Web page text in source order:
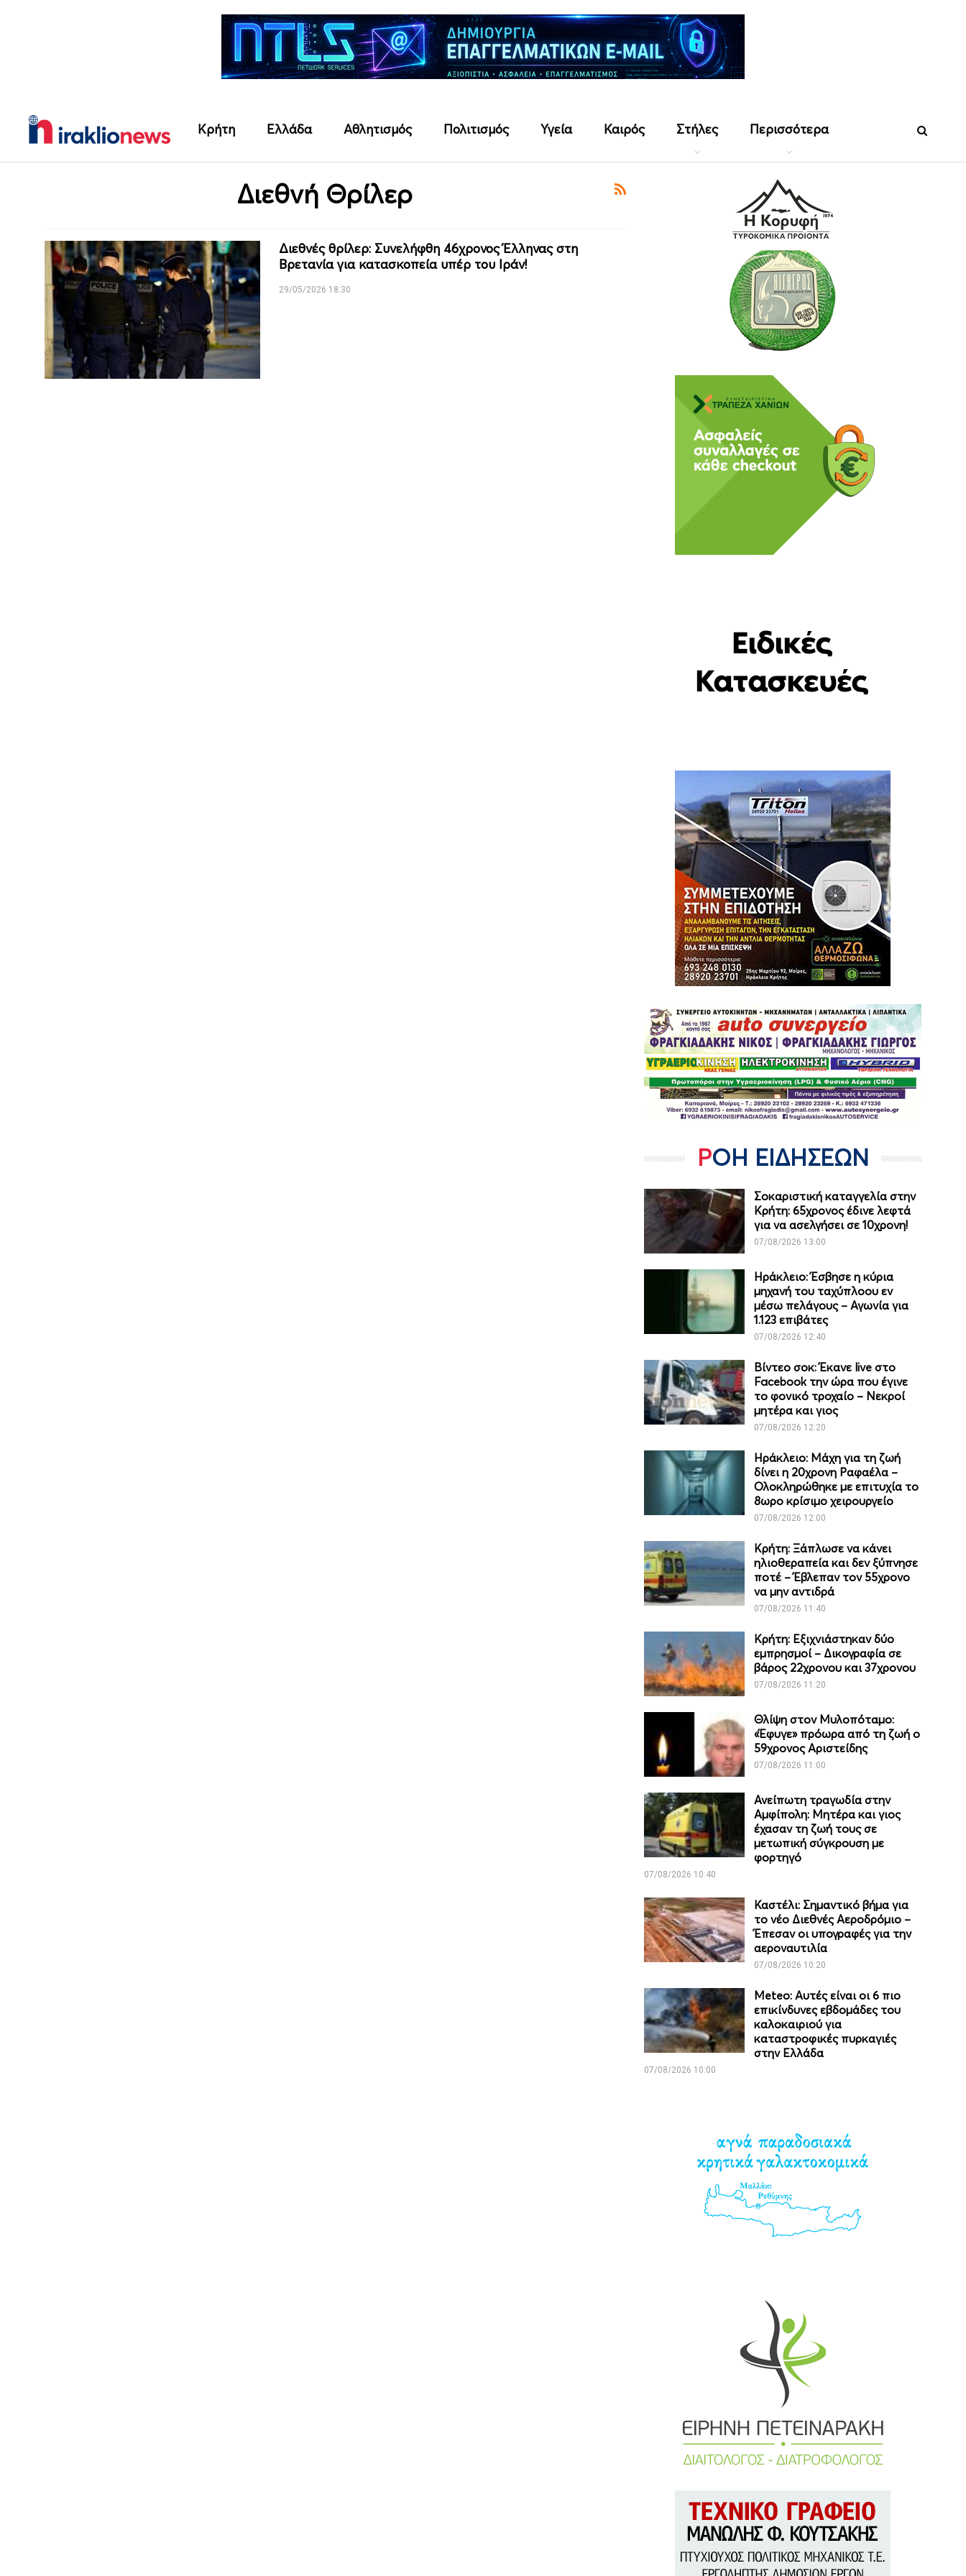
Κρήτη Ελλάδα Αθλητισμός Πολιτισμός Υγεία Καιρός Στήλες Περισσότερα
Διεθνή Θρίλερ
Διεθνές θρίλερ: Συνελήφθη 46χρονος Έλληνας στη
Βρετανία για κατασκοπεία υπέρ του Ιράν!
29/05/2026 18:30
ΡΟΗ ΕΙΔΗΣΕΩΝ
Σοκαριστική καταγγελία στην
Κρήτη: 65χρονος έδινε λεφτά
για να ασελγήσει σε 10χρονη!
07/08/2026 13:00
Ηράκλειο: Έσβησε η κύρια
μηχανή του ταχύπλοου εν
μέσω πελάγους – Αγωνία για
1.123 επιβάτες
07/08/2026 12:40
Βίντεο σοκ: Έκανε live στο
Facebook την ώρα που έγινε
το φονικό τροχαίο – Νεκροί
μητέρα και γιος
07/08/2026 12:20
Ηράκλειο: Μάχη για τη ζωή
δίνει η 20χρονη Ραφαέλα –
Ολοκληρώθηκε με επιτυχία το
8ωρο κρίσιμο χειρουργείο
07/08/2026 12:00
Κρήτη: Ξάπλωσε να κάνει
ηλιοθεραπεία και δεν ξύπνησε
ποτέ – Έβλεπαν τον 55χρονο
να μην αντιδρά
07/08/2026 11:40
Κρήτη: Εξιχνιάστηκαν δύο
εμπρησμοί – Δικογραφία σε
βάρος 22χρονου και 37χρονου
07/08/2026 11:20
Θλίψη στον Μυλοπόταμο:
«Έφυγε» πρόωρα από τη ζωή ο
59χρονος Αριστείδης
07/08/2026 11:00
Ανείπωτη τραγωδία στην
Αμφίπολη: Μητέρα και γιος
έχασαν τη ζωή τους σε
μετωπική σύγκρουση με
φορτηγό
07/08/2026 10:40
Καστέλι: Σημαντικό βήμα για
το νέο Διεθνές Αεροδρόμιο –
Έπεσαν οι υπογραφές για την
αεροναυτιλία
07/08/2026 10:20
Meteo: Aυτές είναι οι 6 πιο
επικίνδυνες εβδομάδες του
καλοκαιριού για
καταστροφικές πυρκαγιές
στην Ελλάδα
07/08/2026 10:00